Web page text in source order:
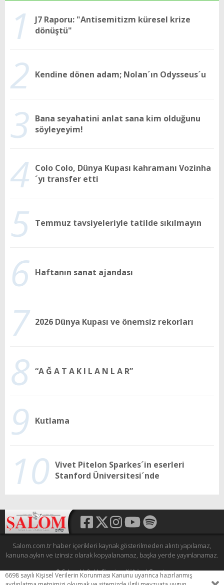
1
J7 Raporu: "Antisemitizm küresel krize
dönüştü"
2 Kendine dönen adam; Nolan´ın Odysseus´u
3 Bana seyahatini anlat sana kim olduğunu
söyleyeyim!
4 Colo Colo, Dünya Kupası kahramanı Vozinha
´yı transfer etti
5 Temmuz tavsiyeleriyle tatilde sıkılmayın
6 Haftanın sanat ajandası
7 2026 Dünya Kupası ve önemsiz rekorları
8 “A Ğ A T A K I L A N L A R”
9 Kutlama
10 Vivet Pitelon Sparkes´in eserleri
Stanford Üniversitesi´nde
Salom.com.tr haber içerikleri kaynak gösterilmeden alıntı yapılamaz,
kanuna aykırı ve izinsiz olarak kopyalanamaz, başka yerde yayınlanamaz.
© Şalom Haftalık Siyasi ve Kültürel Gazete
Tüm hakları saklıdır.
6698 sayılı Kişisel Verilerin Korunması Kanunu uyarınca hazırlanmış